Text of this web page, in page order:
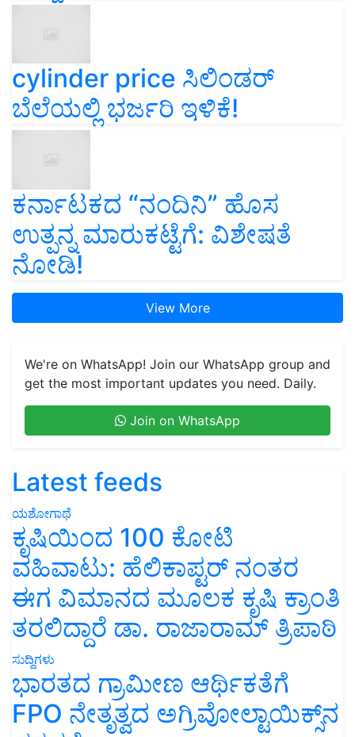
cylinder price ಸಿಲಿಂಡರ್‌
ಬೆಲೆಯಲ್ಲಿ ಭರ್ಜರಿ ಇಳಿಕೆ!
ಕರ್ನಾಟಕದ “ನಂದಿನಿ” ಹೊಸ
ಉತ್ಪನ್ನ ಮಾರುಕಟ್ಟೆಗೆ: ವಿಶೇಷತೆ
ನೋಡಿ!
View More
We're on WhatsApp! Join our WhatsApp group and
get the most important updates you need. Daily.
Join on WhatsApp
Latest feeds
ಯಶೋಗಾಥೆ
ಕೃಷಿಯಿಂದ 100 ಕೋಟಿ
ವಹಿವಾಟು: ಹೆಲಿಕಾಪ್ಟರ್ ನಂತರ
ಈಗ ವಿಮಾನದ ಮೂಲಕ ಕೃಷಿ ಕ್ರಾಂತಿ
ತರಲಿದ್ದಾರೆ ಡಾ. ರಾಜಾರಾಮ್ ತ್ರಿಪಾಠಿ
ಸುದ್ದಿಗಳು
ಭಾರತದ ಗ್ರಾಮೀಣ ಆರ್ಥಿಕತೆಗೆ
FPO ನೇತೃತ್ವದ ಅಗ್ರಿವೋಲ್ಟಾಯಿಕ್ಸ್‌ನ